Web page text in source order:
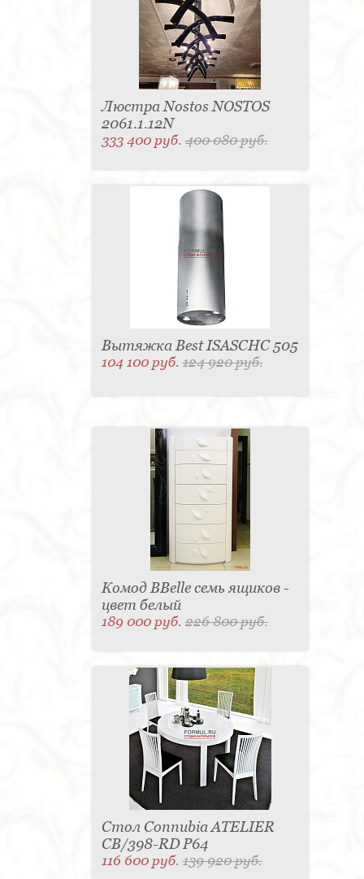
Люстра Nostos NOSTOS
2061.1.12N
333 400 руб.400 080 руб.
Вытяжка Best ISASCHC 505
104 100 руб.124 920 руб.
Комод BBelle семь ящиков -
цвет белый
189 000 руб.226 800 руб.
Стол Connubia ATELIER
CB/398-RD P64
116 600 руб.139 920 руб.